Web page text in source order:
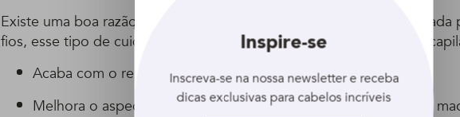
Existe uma boa razão para que a hidratação seja tão famosa e indicada
fios, esse tipo de cuidado tem diversos benefícios para a estrutura
Acaba com o ressecamento.
Melhora o aspecto do cabelo, fazendo com que ele fique mais
Inspire-se
Inscreva-se na nossa newsletter e receba
dicas exclusivas para cabelos incríveis